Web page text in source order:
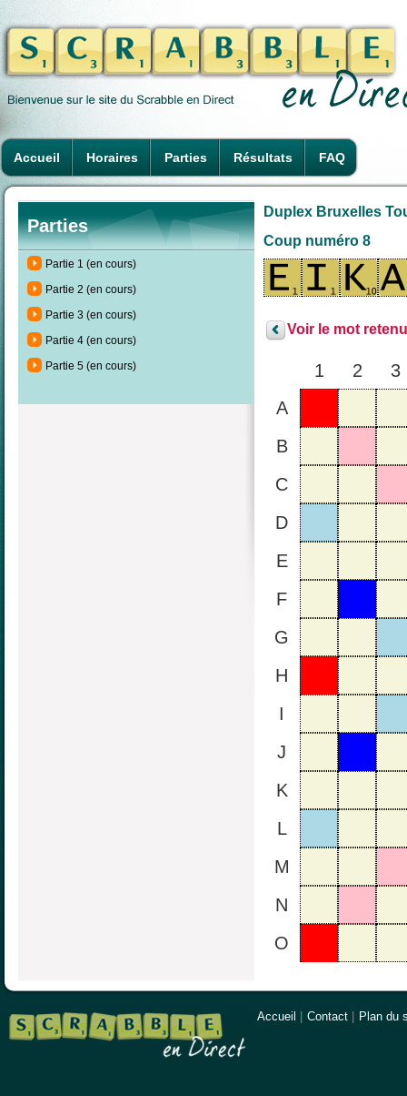
Accueil Horaires Parties Résultats FAQ
Parties
Partie 1 (en cours)
Partie 2 (en cours)
Partie 3 (en cours)
Partie 4 (en cours)
Partie 5 (en cours)
Duplex Bruxelles
Coup numéro 8
Voir le mot
1 2
3
A
B
C
D
E
F
G
H
I
J
K
L
M
N
O
Accueil Contact Plan du